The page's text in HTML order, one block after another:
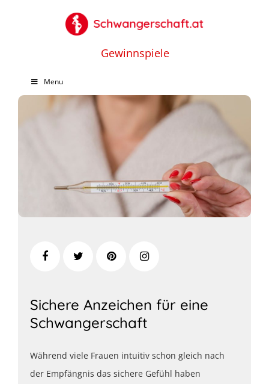
Gewinnspiele
Menu
Sichere Anzeichen für eine
Schwangerschaft
Während viele Frauen intuitiv schon gleich nach
der Empfängnis das sichere Gefühl haben